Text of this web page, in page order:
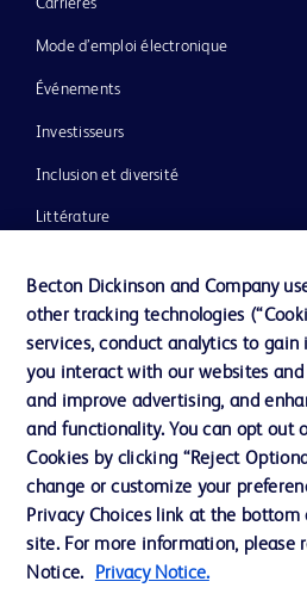
Carrières
Mode d’emploi électronique
Événements
Investisseurs
Inclusion et diversité
Littérature
Notre entreprise
Éthique et conformité
Assistance
Nous contacter
Préférences en matière de cookies
Confidentialité
Becton Dickinson and Company
other tracking technologies
services, conduct analytics to gain
you interact with our websites and
and improve advertising, and
and functionality. You can opt out
Cookies by clicking “Reject
change or customize your
Privacy Choices link at the bottom
site. For more information, please
Notice.
Privacy Notice.